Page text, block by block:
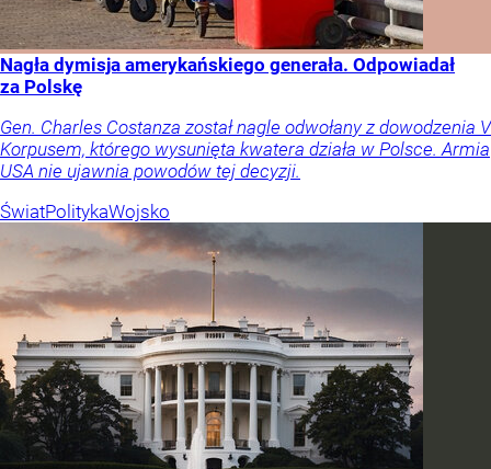
Nagła dymisja amerykańskiego generała. Odpowiadał
za Polskę
Gen. Charles Costanza został nagle odwołany z dowodzenia V
Korpusem, którego wysunięta kwatera działa w Polsce. Armia
USA nie ujawnia powodów tej decyzji.
ŚwiatPolitykaWojsko